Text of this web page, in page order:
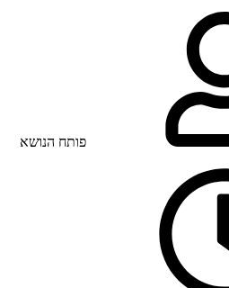
פותח הנושא